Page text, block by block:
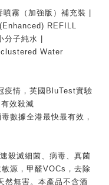
霧（加強版）補充裝 |
REFILL
子純水 |
Water
疫情，英國BluTest實驗
效殺滅
數據全港最快最有效，
殺滅細菌、病毒、真菌
源，甲醛VOCs，去除
然無害。本產品不含酒